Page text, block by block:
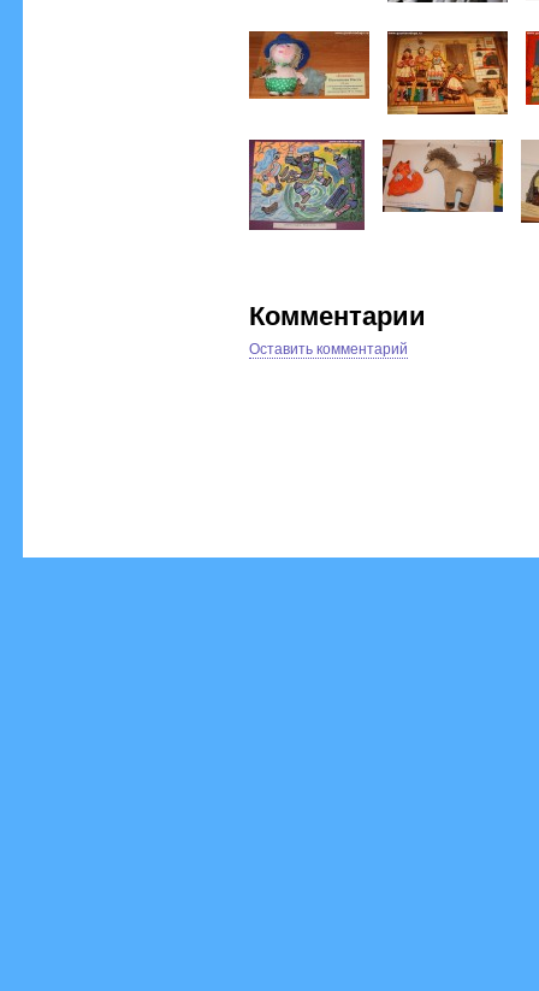
Комментарии
Оставить комментарий